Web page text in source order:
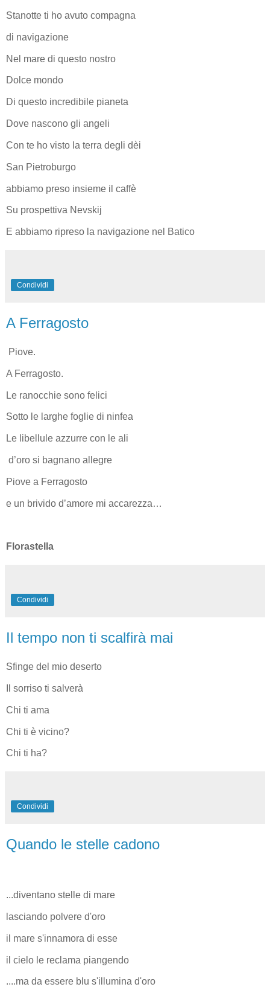
Stanotte ti ho avuto compagna
di navigazione
Nel mare di questo nostro
Dolce mondo
Di questo incredibile pianeta
Dove nascono gli angeli
Con te ho visto la terra degli dèi
San Pietroburgo
abbiamo preso insieme il caffè
Su prospettiva Nevskij
E abbiamo ripreso la navigazione nel Batico
Condividi
A Ferragosto
Piove.
A Ferragosto.
Le ranocchie sono felici
Sotto le larghe foglie di ninfea
Le libellule azzurre con le ali
d’oro si bagnano allegre
Piove a Ferragosto
e un brivido d’amore mi accarezza…
Florastella
Condividi
Il tempo non ti scalfirà mai
Sfinge del mio deserto
Il sorriso ti salverà
Chi ti ama
Chi ti è vicino?
Chi ti ha?
Condividi
Quando le stelle cadono
...diventano stelle di mare
lasciando polvere d'oro
il mare s'innamora di esse
il cielo le reclama piangendo
....ma da essere blu s'illumina d'oro